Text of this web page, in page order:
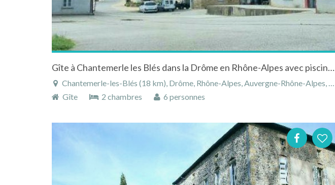
Gîte à Chantemerle les Blés dans la Drôme en Rhône-Alpes avec piscine chauffée
Chantemerle-les-Blés (18 km), Drôme, Rhône-Alpes, Auvergne-Rhône-Alpes, France
Gîte
2 chambres 6 personnes